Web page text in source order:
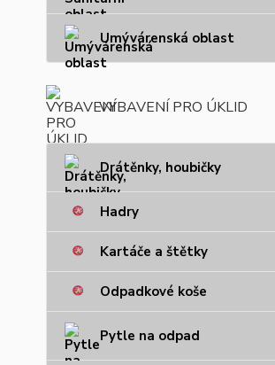
Umývárenská oblast
VYBAVENÍ PRO ÚKLID
Drátěnky, houbičky
Hadry
Kartáče a štětky
Odpadkové koše
Pytle na odpad